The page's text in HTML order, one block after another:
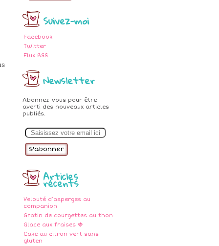
Suivez-moi
Facebook
Twitter
Flux RSS
Newsletter
Abonnez-vous pour être
averti des nouveaux articles
publiés.
m
Articles
récents
Velouté d’asperges au
companion
Gratin de courgettes au thon
Glace aux fraises 🍓
Cake au citron vert sans
gluten